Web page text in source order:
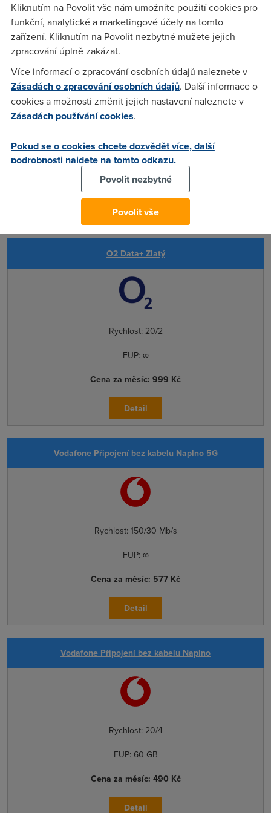
Detail
O2 Data+ Stříbrný
FUP:30 GB
Cena za měsíc:649 Kč
Detail
O2 Data+ Zlatý
Rychlost: 20/2
FUP: ∞
Cena za měsíc: 999 Kč
Detail
Vodafone Připojení bez kabelu Naplno 5G
Rychlost: 150/30 Mb/s
FUP: ∞
Cena za měsíc: 577 Kč
Detail
Vodafone Připojení bez kabelu Naplno
Rychlost: 20/4
FUP: 60 GB
Cena za měsíc: 490 Kč
Detail
Kliknutím na Povolit vše nám umožníte použití cookies pro
funkční, analytické a marketingové účely na tomto
zařízení. Kliknutím na Povolit nezbytné můžete jejich
zpracování úplně zakázat.
Více informací o zpracování osobních údajů naleznete v
Zásadách o zpracování osobních údajů. Další informace o
cookies a možnosti změnit jejich nastavení naleznete v
Zásadách používání cookies.
Pokud se o cookies chcete dozvědět více, další
podrobnosti najdete na tomto odkazu.
Povolit nezbytné
Povolit vše